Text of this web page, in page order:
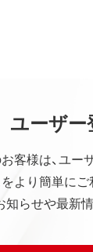
ユーザー
客様は、ユー
より簡単にご
らせや最新